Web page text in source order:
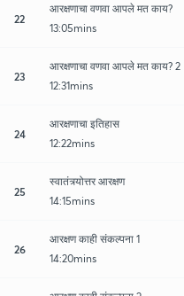
22
आरक्षणाचा वणवा आपले मत काय?
13:05mins
23
आरक्षणाचा वणवा आपले मत काय? 2
12:31mins
24
आरक्षणाचा इतिहास
12:22mins
25
स्वातंत्र्योत्तर आरक्षण
14:15mins
26
आरक्षण काही संकल्पना 1
14:20mins